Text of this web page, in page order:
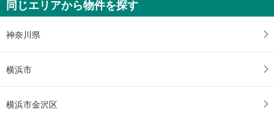
同じエリアから物件を探す
神奈川県
横浜市
横浜市金沢区